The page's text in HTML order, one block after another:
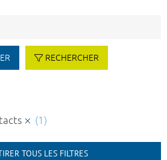
RECHERCHER
(1)
TOUS LES FILTRES